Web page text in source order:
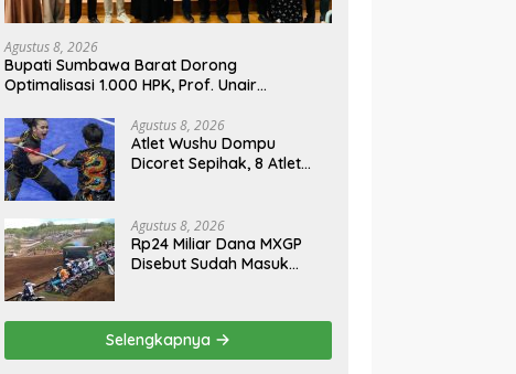
Agustus 8, 2026
Bupati Sumbawa Barat Dorong
Optimalisasi 1.000 HPK, Prof. Unair
2045
Agustus 8, 2026
Atlet Wushu Dompu
Dicoret Sepihak, 8 Atlet
Porprov NTB 2026
Agustus 8, 2026
Rp24 Miliar Dana MXGP
Disebut Sudah Masuk
Utang Rp11 Miliar Belum
Dibayar?
Selengkapnya